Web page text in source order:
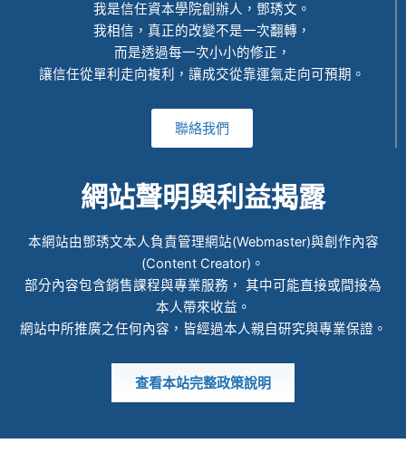
我是信任資本學院創辦人，鄧琇文。
我相信，真正的改變不是一次翻轉，
而是透過每一次小小的修正，
讓信任從單利走向複利，讓成交從靠運氣走向可預期。
聯絡我們
網站聲明與利益揭露
本網站由鄧琇文本人負責管理網站(Webmaster)與創作內容
(Content Creator)。
部分內容包含銷售課程與專業服務， 其中可能直接或間接為
本人帶來收益。
網站中所推廣之任何內容，皆經過本人親自研究與專業保證。
查看本站完整政策說明